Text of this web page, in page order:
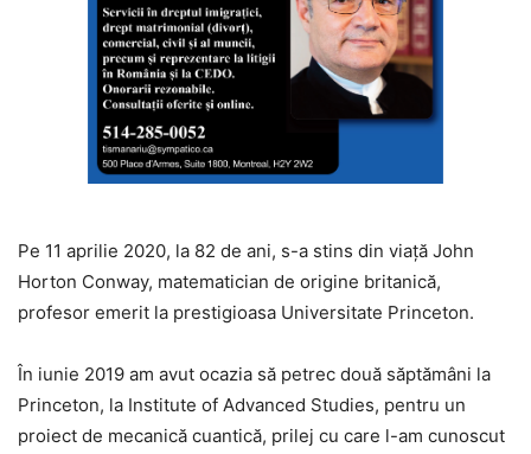
Pe 11 aprilie 2020, la 82 de ani, s-a stins din viaţă John
Horton Conway, matematician de origine britanică,
profesor emerit la prestigioasa Universitate Princeton.
În iunie 2019 am avut ocazia să petrec două săptămâni la
Princeton, la Institute of Advanced Studies, pentru un
proiect de mecanică cuantică, prilej cu care l-am cunoscut